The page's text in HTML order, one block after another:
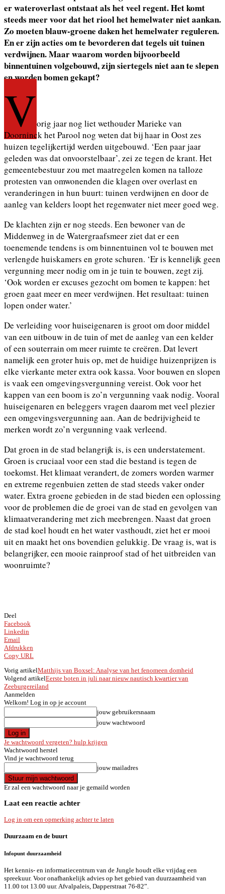
er wateroverlast ontstaat als het veel regent. Het komt
steeds meer voor dat het riool het hemelwater niet aankan.
Zo moeten blauw-groene daken het hemelwater reguleren.
En er zijn acties om te bevorderen dat tegels uit tuinen
verdwijnen. Maar waarom worden bijvoorbeeld
binnentuinen volgebouwd, zijn siertegels niet aan te slepen
en worden bomen gekapt?
Vorig jaar nog liet wethouder Marieke van
Doorninck het Parool nog weten dat bij haar in Oost zes
huizen tegelijkertijd werden uitgebouwd. ‘Een paar jaar
geleden was dat onvoorstelbaar’, zei ze tegen de krant. Het
gemeentebestuur zou met maatregelen komen na talloze
protesten van omwonenden die klagen over overlast en
veranderingen in hun buurt: tuinen verdwijnen en door de
aanleg van kelders loopt het regenwater niet meer goed weg.
De klachten zijn er nog steeds. Een bewoner van de
Middenweg in de Watergraafsmeer ziet dat er een
toenemende tendens is om binnentuinen vol te bouwen met
verlengde huiskamers en grote schuren. ‘Er is kennelijk geen
vergunning meer nodig om in je tuin te bouwen, zegt zij.
‘Ook worden er excuses gezocht om bomen te kappen: het
groen gaat meer en meer verdwijnen. Het resultaat: tuinen
lopen onder water.’
De verleiding voor huiseigenaren is groot om door middel
van een uitbouw in de tuin of met de aanleg van een kelder
of een souterrain om meer ruimte te creëren. Dat levert
namelijk een groter huis op, met de huidige huizenprijzen is
elke vierkante meter extra ook kassa. Voor bouwen en slopen
is vaak een omgevingsvergunning vereist. Ook voor het
kappen van een boom is zo’n vergunning vaak nodig. Vooral
huiseigenaren en beleggers vragen daarom met veel plezier
een omgevingsvergunning aan. Aan de bedrijvigheid te
merken wordt zo’n vergunning vaak verleend.
Dat groen in de stad belangrijk is, is een understatement.
Groen is cruciaal voor een stad die bestand is tegen de
toekomst. Het klimaat verandert, de zomers worden warmer
en extreme regenbuien zetten de stad steeds vaker onder
water. Extra groene gebieden in de stad bieden een oplossing
voor de problemen die de groei van de stad en gevolgen van
klimaatverandering met zich meebrengen. Naast dat groen
de stad koel houdt en het water vasthoudt, ziet het er mooi
uit en maakt het ons bovendien gelukkig. De vraag is, wat is
belangrijker, een mooie rainproof stad of het uitbreiden van
woonruimte?
Deel
Facebook
Linkedin
Email
Afdrukken
Copy URL
Vorig artikelMatthijs van Boxsel: Analyse van het fenomeen domheid
Volgend artikelEerste boten in juli naar nieuw nautisch kwartier van
Zeeburgereiland
Aanmelden
Welkom! Log in op je account
jouw gebruikersnaam
jouw wachtwoord
Je wachtwoord vergeten? hulp krijgen
Wachtwoord herstel
Vind je wachtwoord terug
jouw mailadres
Er zal een wachtwoord naar je gemaild worden
Laat een reactie achter
Log in om een opmerking achter te laten
Duurzaam en de buurt
Infopunt duurzaamheid
Het kennis- en informatiecentrum van de Jungle houdt elke vrijdag een
spreekuur. Voor onafhankelijk advies op het gebied van duurzaamheid van
11.00 tot 13.00 uur. Afvalpaleis, Dapperstraat 76-82”.